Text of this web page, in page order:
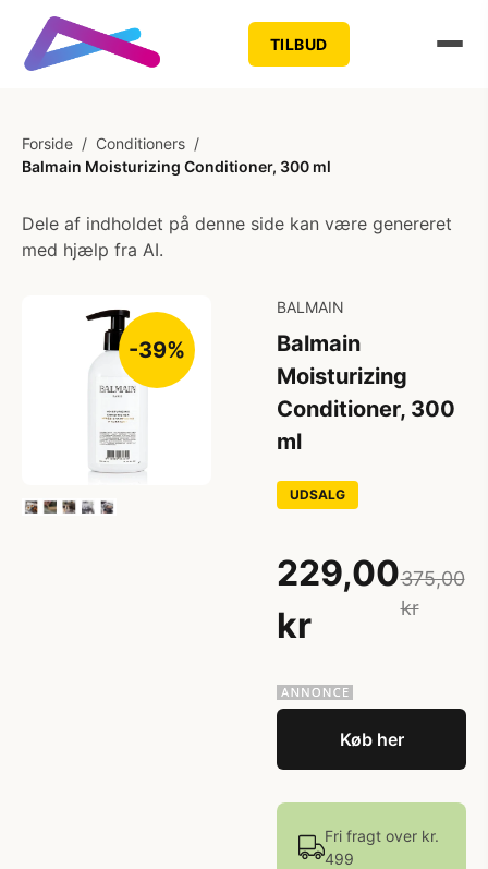
TILBUD
Forside / Conditioners /
Balmain Moisturizing Conditioner, 300 ml
Dele af indholdet på denne side kan være genereret
med hjælp fra AI.
-39%
BALMAIN
Balmain
Moisturizing
Conditioner, 300
ml
UDSALG
229,00
kr
375,00
kr
Køb her
Fri fragt over kr.
499